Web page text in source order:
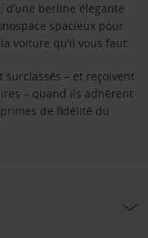
berline élégante
spacieux pour
voiture qu’il vous faut.
– et reçoivent
– quand ils adhèrent
de fidélité du